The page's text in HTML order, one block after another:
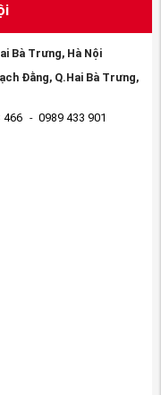
Bà Trưng, Hà Nội
Đằng, Q.Hai Bà Trưng,
466 - 0989 433 901